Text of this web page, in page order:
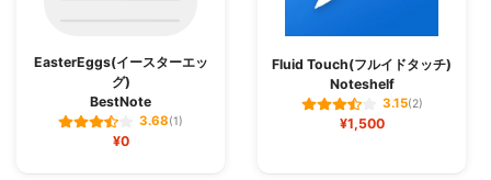
EasterEggs(イースターエッ
グ)
BestNote
3.68(1)
¥0
Fluid Touch(フルイドタッチ)
Noteshelf
3.15(2)
¥1,500